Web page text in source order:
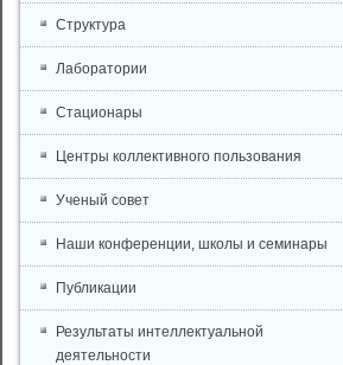
Структура
Лаборатории
Стационары
Центры коллективного пользования
Ученый совет
Наши конференции, школы и семинары
Публикации
Результаты интеллектуальной
деятельности